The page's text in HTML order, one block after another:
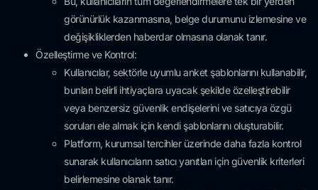
görünürlük kazanmasına, belge durumunu izlemesine ve
değişikliklerden haberdar olmasına olanak tanır.
Özelleştirme ve Kontrol:
Kullanıcılar, sektörle uyumlu anket şablonlarını kullanabilir,
bunları belirli ihtiyaçlara uyacak şekilde özelleştirebilir
veya benzersiz güvenlik endişelerini ve satıcıya özgü
soruları ele almak için kendi şablonlarını oluşturabilir.
Platform, kurumsal tercihler üzerinde daha fazla kontrol
sunarak kullanıcıların satıcı yanıtları için güvenlik kriterleri
belirlemesine olanak tanır.